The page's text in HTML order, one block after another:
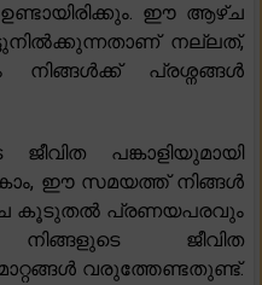
ഈ ആഴ്ച
നല്ലത്,
പ്രശ്നങ്ങൾ
ജീവിത പങ്കാളിയുമായി
ഈ സമയത്ത് നിങ്ങൾ
കൂടുതൽ പ്രണയപരവും
നിങ്ങളുടെ ജീവിത
വരുത്തേണ്ടതുണ്ട്.